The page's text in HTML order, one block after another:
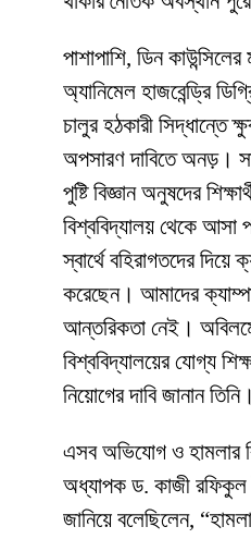
​পাশাপাশি, ডিন
অ্যানিমেল হাজবেন্ড্রি
চালুর হঠকারী সিদ্ধান্তে
অপসারণ দাবিতে অনড়।
পুষ্টি বিজ্ঞান অনুষদের
বিশ্ববিদ্যালয় থেকে আসা
স্বার্থে বহিরাগতদের দিয়ে
করেছেন। আমাদের
আন্তরিকতা নেই।
বিশ্ববিদ্যালয়ের যোগ্য
নিয়োগের দাবি জানান তিনি।
​এসব অভিযোগ ও হামলার
অধ্যাপক ড. কাজী রফিকুল
জানিয়ে বলেছিলেন,